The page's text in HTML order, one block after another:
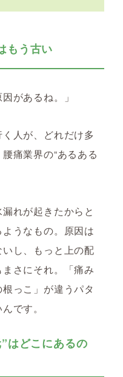
もう古い
があるね。」
人が、どれだけ多
痛業界の“あるある
れが起きたからと
うなもの。原因は
し、もっと上の配
さにそれ。
「痛み
っこ」が違うパタ
です。
はどこにあるの